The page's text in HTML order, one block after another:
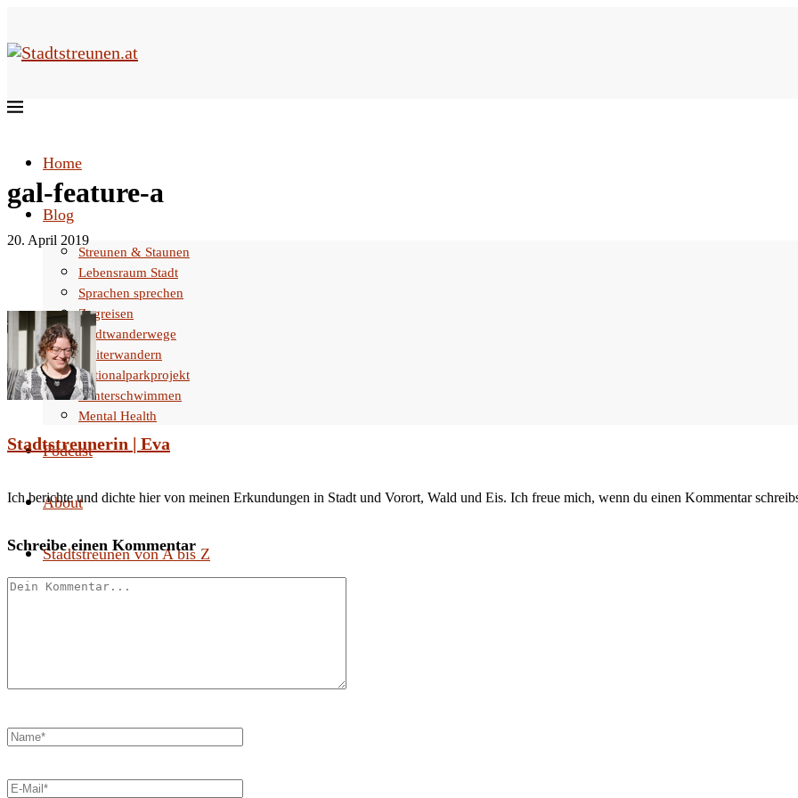
Home
Blog
Streunen & Staunen
Lebensraum Stadt
Sprachen sprechen
Zugreisen
Stadtwanderwege
Weiterwandern
Nationalparkprojekt
Winterschwimmen
Mental Health
Podcast
About
Stadtstreunen von A bis Z
gal-feature-a
20. April 2019
Stadtstreunerin | Eva
Ich berichte und dichte hier von meinen Erkundungen in Stadt und Vorort, Wald und Eis. Ich freue mich, wenn du einen Kommentar
Schreibe einen Kommentar